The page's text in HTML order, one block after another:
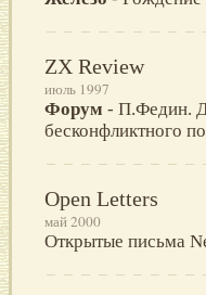
ZX Review
июль 1997
Форум - П.Федин.
бесконфликтного
Open Letters
май 2000
Открытые письма